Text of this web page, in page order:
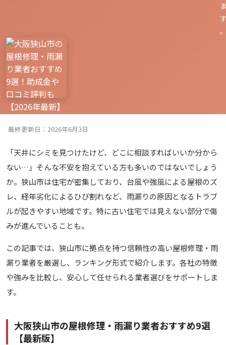
最終更新日：2026年6月3日
「天井にシミを見つけたけど、どこに相談すればいいか分から
ない…」そんな不安を抱えている方も多いのではないでしょう
か。狭山市は住宅が密集しており、台風や強風による屋根のズ
レ、経年劣化によるひび割れなど、雨漏りの原因となるトラブ
ルが起きやすい地域です。特に古い住宅では見えない部分で傷
みが進んでいることも。
この記事では、狭山市に拠点を持つ信頼性の高い屋根修理・雨
漏り業者を厳選し、ランキング形式で紹介します。各社の特徴
や強みを比較し、安心して任せられる業者選びをサポートしま
す。
大阪狭山市の屋根修理・雨漏り業者おすすめ9選
【最新版】